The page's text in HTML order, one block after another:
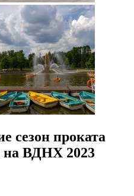
сезон проката
на ВДНХ 2023